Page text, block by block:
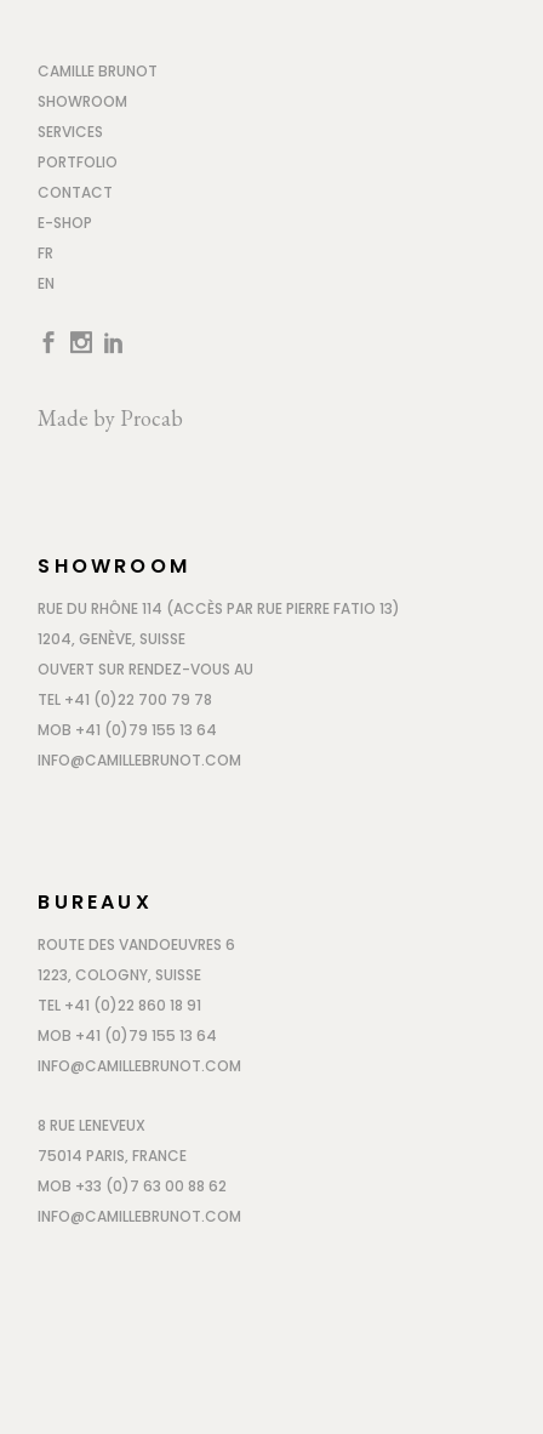
CAMILLE BRUNOT
SHOWROOM
SERVICES
PORTFOLIO
CONTACT
E-SHOP
FR
EN
Made by Procab
SHOWROOM
RUE DU RHÔNE 114 (ACCÈS PAR RUE PIERRE FATIO 13)
1204, GENÈVE, SUISSE
OUVERT SUR RENDEZ-VOUS AU
TEL +41 (0)22 700 79 78
MOB +41 (0)79 155 13 64
INFO@CAMILLEBRUNOT.COM
BUREAUX
ROUTE DES VANDOEUVRES 6
1223, COLOGNY, SUISSE
TEL +41 (0)22 860 18 91
MOB +41 (0)79 155 13 64
INFO@CAMILLEBRUNOT.COM
8 RUE LENEVEUX
75014 PARIS, FRANCE
MOB +33 (0)7 63 00 88 62
INFO@CAMILLEBRUNOT.COM